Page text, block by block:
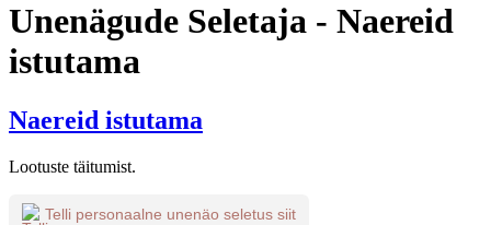
Unenägude Seletaja - Naereid
istutama
Naereid istutama
Lootuste täitumist.
Telli personaalne unenäo seletus siit